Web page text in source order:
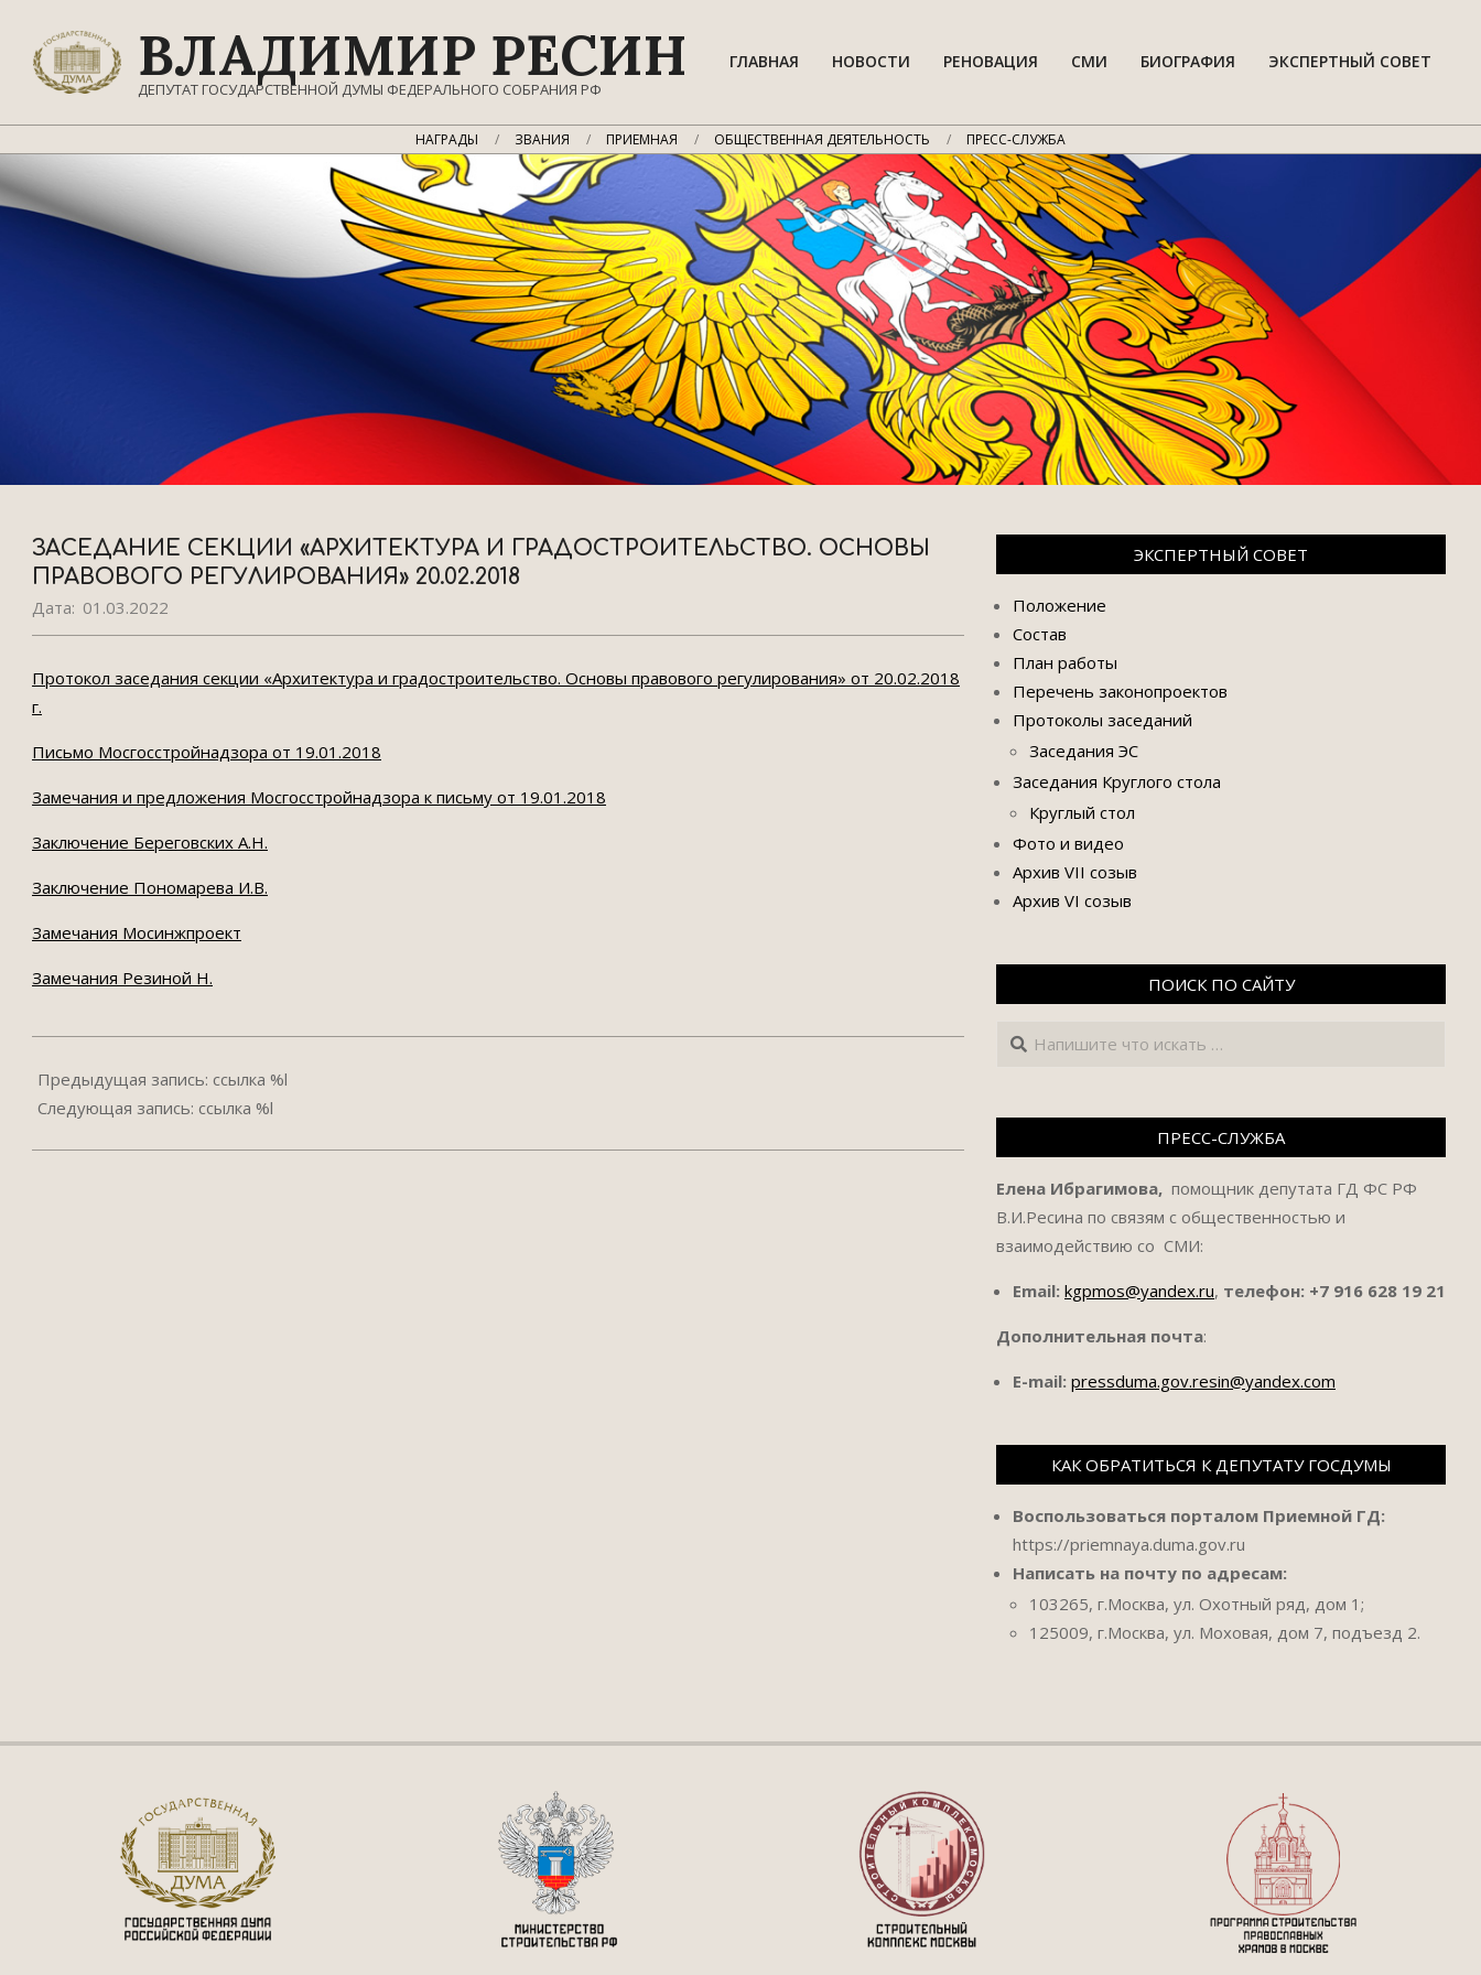
содержимому
ВЛАДИМИР РЕСИН
ДЕПУТАТ ГОСУДАРСТВЕННОЙ ДУМЫ ФЕДЕРАЛЬНОГО СОБРАНИЯ РФ
ГЛАВНАЯ НОВОСТИ РЕНОВАЦИЯ СМИ БИОГРАФИЯ ЭКСПЕРТНЫЙ СОВЕТ
НАГРАДЫ ЗВАНИЯ ПРИЕМНАЯ ОБЩЕСТВЕННАЯ ДЕЯТЕЛЬНОСТЬ ПРЕСС-СЛУЖБА
ЗАСЕДАНИЕ СЕКЦИИ «АРХИТЕКТУРА И ГРАДОСТРОИТЕЛЬСТВО. ОСНОВЫ
ПРАВОВОГО РЕГУЛИРОВАНИЯ» 20.02.2018
Дата: 01.03.2022
Протокол заседания секции «Архитектура и градостроительство. Основы правового регулирования» от 20.02.2018
г.
Письмо Мосгосстройнадзора от 19.01.2018
Замечания и предложения Мосгосстройнадзора к письму от 19.01.2018
Заключение Береговских А.Н.
Заключение Пономарева И.В.
Замечания Мосинжпроект
Замечания Резиной Н.
03-
01
Предыдущая запись: ссылка %l
Следующая запись: ссылка %l
ЭКСПЕРТНЫЙ СОВЕТ
Положение
Состав
План работы
Перечень законопроектов
Протоколы заседаний
Заседания ЭС
Заседания Круглого стола
Круглый стол
Фото и видео
Архив VII созыв
Архив VI созыв
ПОИСК ПО САЙТУ
Поиск
ПРЕСС-СЛУЖБА
Елена Ибрагимова, помощник депутата ГД ФС РФ
В.И.Ресина по связям с общественностью и
взаимодействию со СМИ:
Email: kgpmos@yandex.ru, телефон: +7 916 628 19 21
Дополнительная почта:
E-mail: pressduma.gov.resin@yandex.com
КАК ОБРАТИТЬСЯ К ДЕПУТАТУ ГОСДУМЫ
Воспользоваться порталом Приемной ГД:
https://priemnaya.duma.gov.ru
Написать на почту по адресам:
103265, г.Москва, ул. Охотный ряд, дом 1;
125009, г.Москва, ул. Моховая, дом 7, подъезд 2.